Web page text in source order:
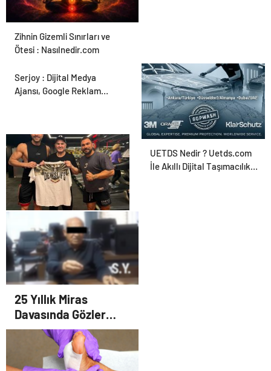
Zihnin Gizemli Sınırları ve
Ötesi : Nasılnedir.com
Serjoy : Dijital Medya
Ajansı, Google Reklam
UETDS Nedir ? Uetds.com
İle Akıllı Dijital Taşımacılık
Şafak Sezer’den Fiziksel
Devrim: Batuhan Kuru ile
Sınırları Zorluyor!
25 Yıllık Miras
Davasında Gözler
Temmuz Ayındaki
Karar Duruşmasına
Çevrildi